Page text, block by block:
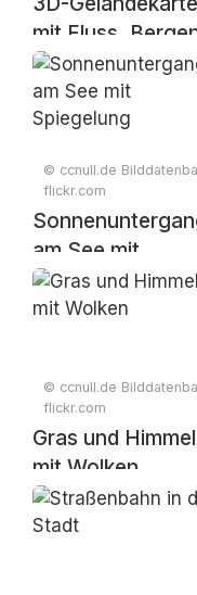
mit Fluss,
und
Standortmarkern
© ccnull.de
flickr.com
am See mit
Spiegelung
© ccnull.de
flickr.com
Gras und Himmel
mit Wolken